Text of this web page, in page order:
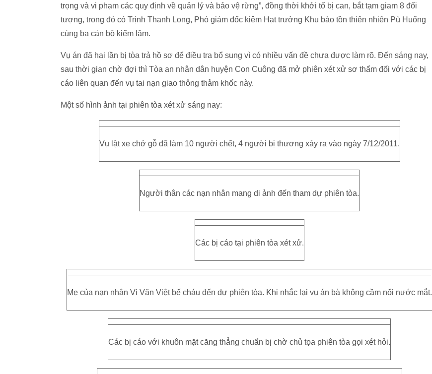
trọng và vi phạm các quy định về quản lý và bảo vệ rừng”, đồng thời khởi tố bị can, bắt tạm giam 8 đối
tượng, trong đó có Trịnh Thanh Long, Phó giám đốc kiêm Hạt trưởng Khu bảo tồn thiên nhiên Pù Huống
cùng ba cán bộ kiểm lâm.
Vụ án đã hai lần bị tòa trả hồ sơ để điều tra bổ sung vì có nhiều vấn đề chưa được làm rõ. Đến sáng nay,
sau thời gian chờ đợi thì Tòa an nhân dân huyện Con Cuông đã mở phiên xét xử sơ thẩm đối với các bị
cáo liên quan đến vụ tai nạn giao thông thảm khốc này.
Một số hình ảnh tại phiên tòa xét xử sáng nay:
Vụ lật xe chở gỗ đã làm 10 người chết, 4 người bị thương xảy ra vào ngày 7/12/2011.
Người thân các nạn nhân mang di ảnh đến tham dự phiên tòa.
Các bị cáo tại phiên tòa xét xử.
Mẹ của nạn nhân Vi Văn Việt bế cháu đến dự phiên tòa. Khi nhắc lại vụ án bà không cầm nổi nước mắt.
Các bị cáo với khuôn mặt căng thẳng chuẩn bị chờ chủ tọa phiên tòa gọi xét hỏi.